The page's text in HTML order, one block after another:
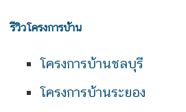
รีวิวโครงการบ้าน
โครงการบ้านชลบุรี
โครงการบ้านระยอง